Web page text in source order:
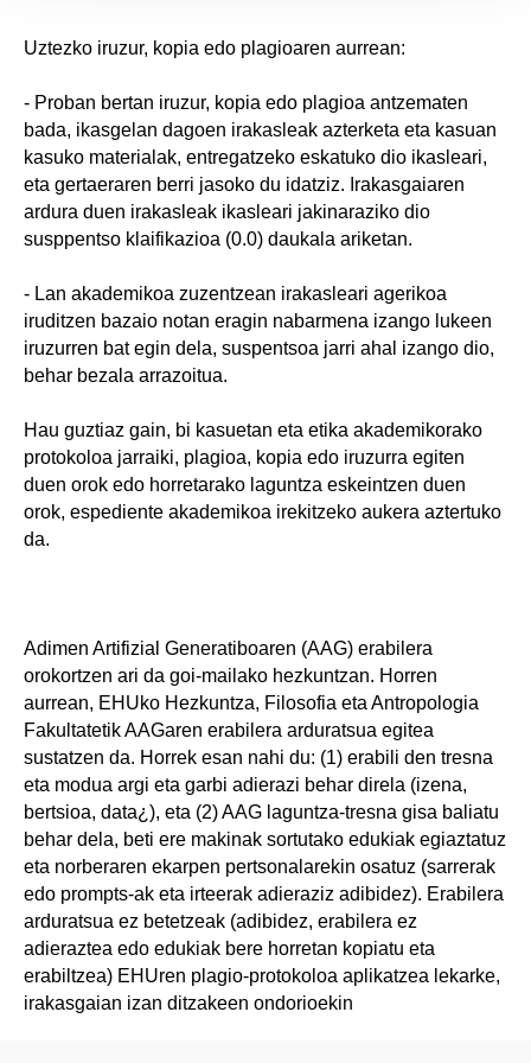
Uztezko iruzur, kopia edo plagioaren aurrean:
- Proban bertan iruzur, kopia edo plagioa antzematen
bada, ikasgelan dagoen irakasleak azterketa eta kasuan
kasuko materialak, entregatzeko eskatuko dio ikasleari,
eta gertaeraren berri jasoko du idatziz. Irakasgaiaren
ardura duen irakasleak ikasleari jakinaraziko dio
susppentso klaifikazioa (0.0) daukala ariketan.
- Lan akademikoa zuzentzean irakasleari agerikoa
iruditzen bazaio notan eragin nabarmena izango lukeen
iruzurren bat egin dela, suspentsoa jarri ahal izango dio,
behar bezala arrazoitua.
Hau guztiaz gain, bi kasuetan eta etika akademikorako
protokoloa jarraiki, plagioa, kopia edo iruzurra egiten
duen orok edo horretarako laguntza eskeintzen duen
orok, espediente akademikoa irekitzeko aukera aztertuko
da.
Adimen Artifizial Generatiboaren (AAG) erabilera
orokortzen ari da goi-mailako hezkuntzan. Horren
aurrean, EHUko Hezkuntza, Filosofia eta Antropologia
Fakultatetik AAGaren erabilera arduratsua egitea
sustatzen da. Horrek esan nahi du: (1) erabili den tresna
eta modua argi eta garbi adierazi behar direla (izena,
bertsioa, data¿), eta (2) AAG laguntza-tresna gisa baliatu
behar dela, beti ere makinak sortutako edukiak egiaztatuz
eta norberaren ekarpen pertsonalarekin osatuz (sarrerak
edo prompts-ak eta irteerak adieraziz adibidez). Erabilera
arduratsua ez betetzeak (adibidez, erabilera ez
adieraztea edo edukiak bere horretan kopiatu eta
erabiltzea) EHUren plagio-protokoloa aplikatzea lekarke,
irakasgaian izan ditzakeen ondorioekin